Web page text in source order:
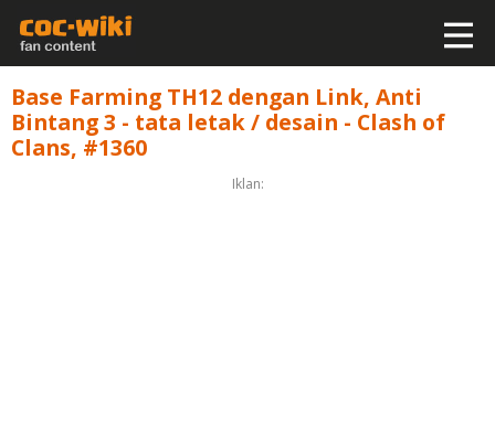
Base Farming TH12 dengan Link, Anti
Bintang 3 - tata letak / desain - Clash of
Clans, #1360
Iklan: